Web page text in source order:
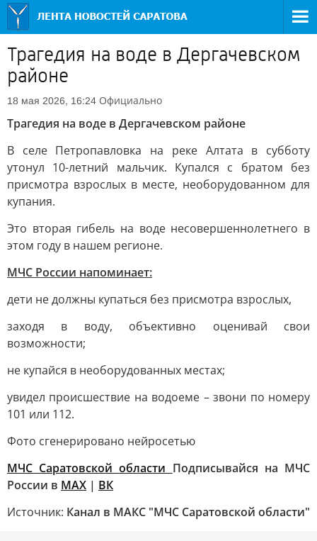
Трагедия на воде в Дергачевском
районе
18 мая 2026, 16:24 Официально
Трагедия на воде в Дергачевском районе
В селе Петропавловка на реке Алтата в субботу
утонул 10-летний мальчик. Купался с братом без
присмотра взрослых в месте, необорудованном для
купания.
Это вторая гибель на воде несовершеннолетнего в
этом году в нашем регионе.
МЧС России напоминает:
дети не должны купаться без присмотра взрослых,
заходя в воду, объективно оценивай свои
возможности;
не купайся в необорудованных местах;
увидел происшествие на водоеме – звони по номеру
101 или 112.
Фото сгенерировано нейросетью
МЧС Саратовской области Подписывайся на МЧС
России в МАХ | ВК
Источник: Канал в МАКС "МЧС Саратовской области"